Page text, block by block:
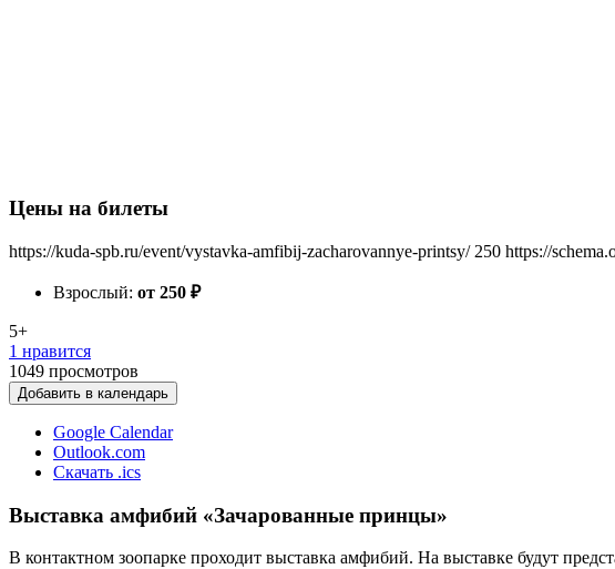
Цены на билеты
https://kuda-spb.ru/event/vystavka-amfibij-zacharovannye-printsy/ 250 https://
Взрослый: от 250 ₽
5+
1 нравится
1049 просмотров
Добавить в календарь
Google Calendar
Outlook.com
Скачать .ics
Выставка амфибий «Зачарованные принцы»
В контактном зоопарке проходит выставка амфибий. На выставке будут